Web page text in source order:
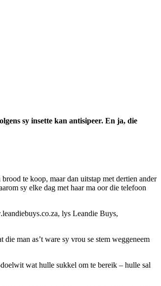
sy insette kan antisipeer. En ja, die
te koop, maar dan uitstap met dertien ander
sy elke dag met haar ma oor die telefoon
lys Leandie Buys,
man as’t ware sy vrou se stem weggeneem
wat hulle sukkel om te bereik – hulle sal